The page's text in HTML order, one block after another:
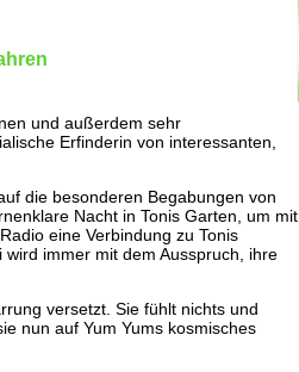
und außerdem sehr
Erfinderin von interessanten,
die besonderen Begabungen von
Nacht in Tonis Garten, um mit
eine Verbindung zu Tonis
immer mit dem Ausspruch, ihre
versetzt. Sie fühlt nichts und
nun auf Yum Yums kosmisches